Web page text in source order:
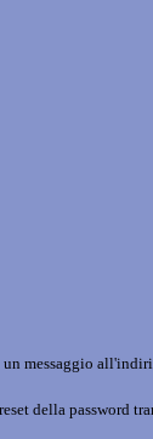
messaggio
della password